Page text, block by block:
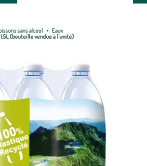
sans alcool
Eaux
(bouteille vendue à l'unité)